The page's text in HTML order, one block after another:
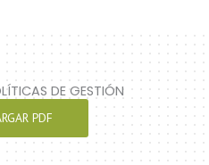
DE GESTIÓN
PDF